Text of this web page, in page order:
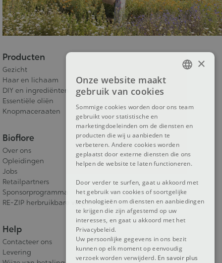
Producten
Gezicht
Haar en lichaam
DIY en ingrediënten
Essentiële oliën
Knopmaceraaten
Bioflore
Over ons
Opleidingen
Jobs
Retailpartners
Sponsorprogramma
RE-ZIP herbruikbare verpakking
Help
Contacteer ons
Levering
×
Onze website maakt
gebruik van cookies
Sommige cookies worden door ons team
gebruikt voor statistische en
marketingdoeleinden om de diensten en
producten die wij u aanbieden te
verbeteren. Andere cookies worden
geplaatst door externe diensten die ons
helpen de website te laten functioneren.
Door verder te surfen, gaat u akkoord met
het gebruik van cookies of soortgelijke
technologieën om diensten en aanbiedingen
te krijgen die zijn afgestemd op uw
interesses, en gaat u akkoord met het
Privacybeleid.
Uw persoonlijke gegevens in ons bezit
kunnen op elk moment op eenvoudig
verzoek worden verwijderd. En savoir plus